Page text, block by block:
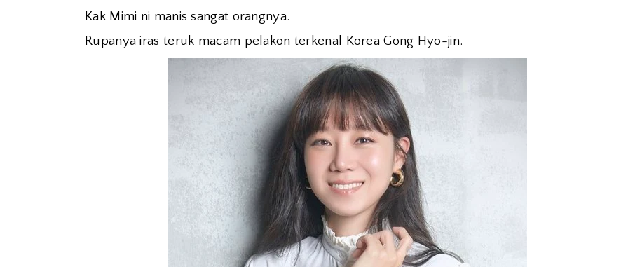
Kak Mimi ni manis sangat orangnya.
Rupanya iras teruk macam pelakon terkenal Korea Gong Hyo-jin.